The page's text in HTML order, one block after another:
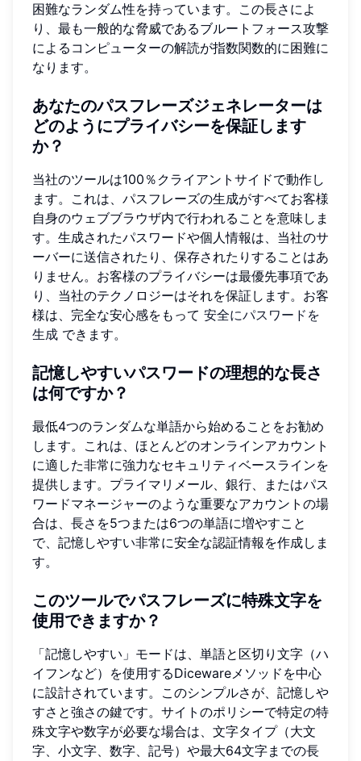
困難なランダム性を持っています。この長さによ
り、最も一般的な脅威であるブルートフォース攻撃
によるコンピューターの解読が指数関数的に困難に
なります。
あなたのパスフレーズジェネレーターは
どのようにプライバシーを保証します
か？
当社のツールは100％クライアントサイドで動作し
ます。これは、パスフレーズの生成がすべてお客様
自身のウェブブラウザ内で行われることを意味しま
す。生成されたパスワードや個人情報は、当社のサ
ーバーに送信されたり、保存されたりすることはあ
りません。お客様のプライバシーは最優先事項であ
り、当社のテクノロジーはそれを保証します。お客
様は、完全な安心感をもって 安全にパスワードを
生成 できます。
記憶しやすいパスワードの理想的な長さ
は何ですか？
最低4つのランダムな単語から始めることをお勧め
します。これは、ほとんどのオンラインアカウント
に適した非常に強力なセキュリティベースラインを
提供します。プライマリメール、銀行、またはパス
ワードマネージャーのような重要なアカウントの場
合は、長さを5つまたは6つの単語に増やすこと
で、記憶しやすい非常に安全な認証情報を作成しま
す。
このツールでパスフレーズに特殊文字を
使用できますか？
「記憶しやすい」モードは、単語と区切り文字（ハ
イフンなど）を使用するDicewareメソッドを中心
に設計されています。このシンプルさが、記憶しや
すさと強さの鍵です。サイトのポリシーで特定の特
殊文字や数字が必要な場合は、文字タイプ（大文
字、小文字、数字、記号）や最大64文字までの長